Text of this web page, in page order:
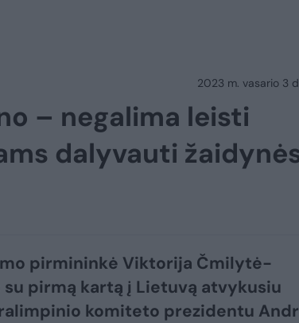
2023 m. vasario 3
– negalima leisti
dalyvauti
pirmininkė Viktorija Čmilytė-
pirmą kartą į Lietuvą atvykusiu
komiteto prezidentu